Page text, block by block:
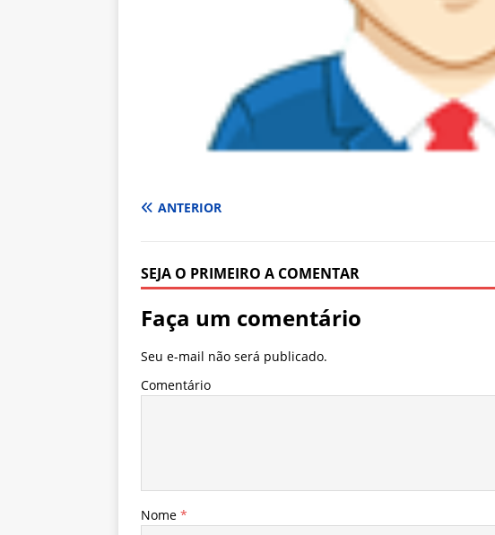
ANTERIOR
SEJA O PRIMEIRO A COMENTAR
Faça um comentário
Seu e-mail não será publicado.
Comentário
Nome *